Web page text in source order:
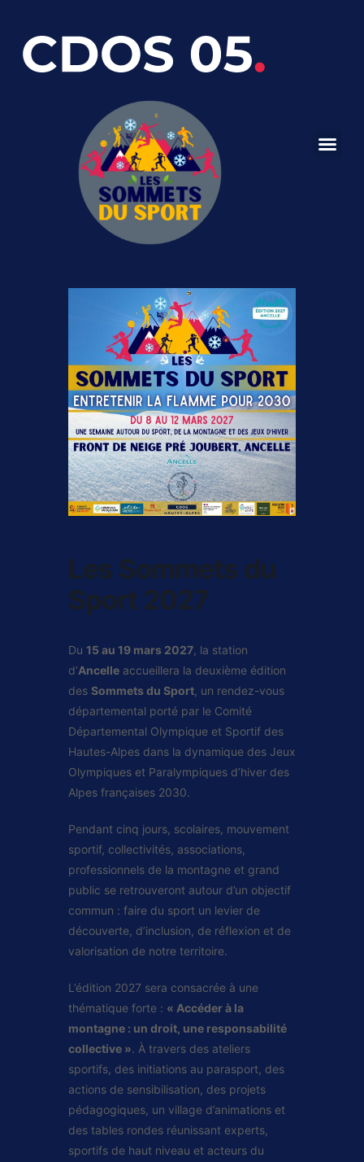
Les Sommets du
Sport 2027
Du 15 au 19 mars 2027, la station
d’Ancelle accueillera la deuxième édition
des Sommets du Sport, un rendez-vous
départemental porté par le Comité
Départemental Olympique et Sportif des
Hautes-Alpes dans la dynamique des Jeux
Olympiques et Paralympiques d’hiver des
Alpes françaises 2030.
Pendant cinq jours, scolaires, mouvement
sportif, collectivités, associations,
professionnels de la montagne et grand
public se retrouveront autour d’un objectif
commun : faire du sport un levier de
découverte, d’inclusion, de réflexion et de
valorisation de notre territoire.
L’édition 2027 sera consacrée à une
thématique forte : « Accéder à la
montagne : un droit, une responsabilité
collective ». À travers des ateliers
sportifs, des initiations au parasport, des
actions de sensibilisation, des projets
pédagogiques, un village d’animations et
des tables rondes réunissant experts,
sportifs de haut niveau et acteurs du